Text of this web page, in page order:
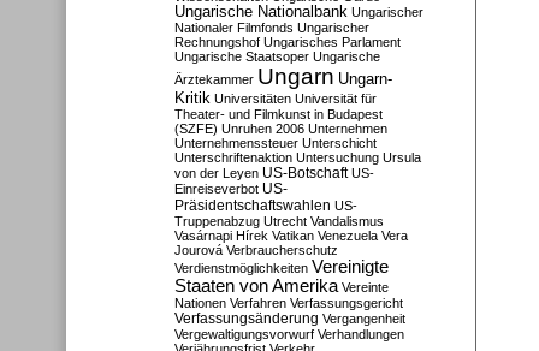
Ungarische Nationalbank Ungarischer
Nationaler Filmfonds Ungarischer
Rechnungshof Ungarisches Parlament
Ungarische Staatsoper Ungarische
Ärztekammer Ungarn Ungarn-
Kritik Universitäten Universität für
Theater- und Filmkunst in Budapest
(SZFE) Unruhen 2006 Unternehmen
Unternehmenssteuer Unterschicht
Unterschriftenaktion Untersuchung Ursula
von der Leyen US-Botschaft US-
Einreiseverbot US-
Präsidentschaftswahlen US-
Truppenabzug Utrecht Vandalismus
Vasárnapi Hírek Vatikan Venezuela Vera
Jourová Verbraucherschutz
Verdienstmöglichkeiten Vereinigte
Staaten von Amerika Vereinte
Nationen Verfahren Verfassungsgericht
Verfassungsänderung Vergangenheit
Vergewaltigungsvorwurf Verhandlungen